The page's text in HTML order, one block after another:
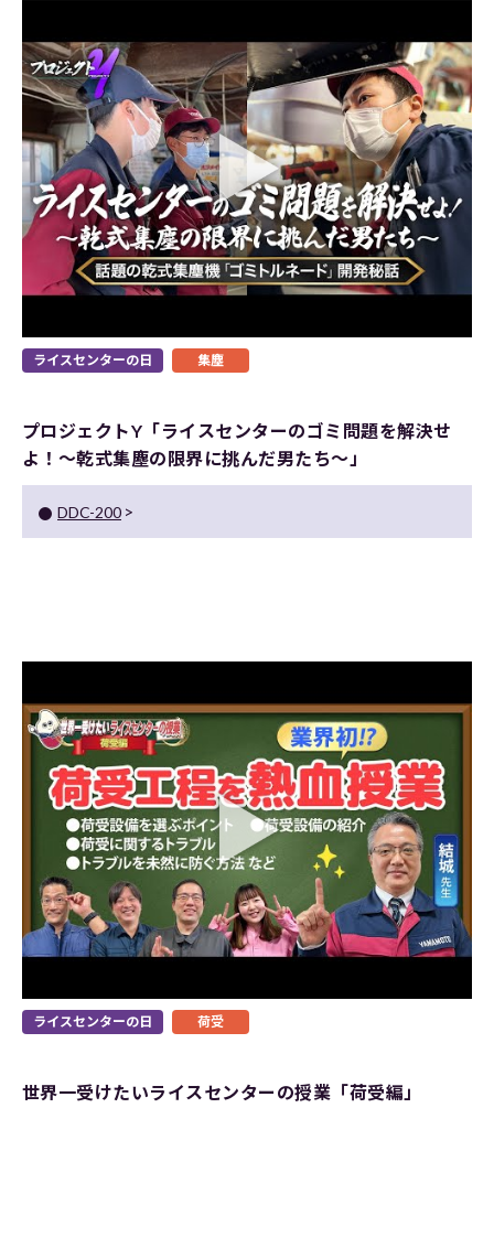
ライスセンターの日 集塵
プロジェクトY「ライスセンターのゴミ問題を解決せ
よ！～乾式集塵の限界に挑んだ男たち～」
DDC-200
ライスセンターの日 荷受
世界一受けたいライスセンターの授業「荷受編」